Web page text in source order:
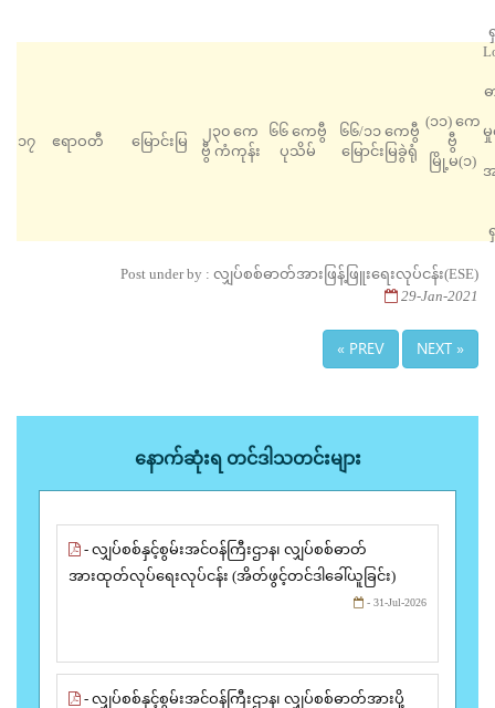
၁၇ ဧရာဝတီ ‌မြောင်းမြ
၂၃၀ ကေ
ဗွီ ကံကုန်း
၆၆ ကေဗွီ
ပုသိမ်
၆၆/၁၁ ကေဗွီ
မြောင်းမြခွဲရုံ
(၁၁) ကေ
ဗွီ
မြို့မ(၁)
မှု
Post under by : လျှပ်စစ်ဓာတ်အားဖြန့်ဖြူးရေးလုပ်ငန်း(ESE)
29-Jan-2021
« PREV NEXT »
နောက်ဆုံးရ တင်ဒါသတင်းများ
- လျှပ်စစ်နှင့်စွမ်းအင်ဝန်ကြီးဌာန၊ လျှပ်စစ်ဓာတ်
အားထုတ်လုပ်ရေးလုပ်ငန်း (အိတ်ဖွင့်တင်ဒါခေါ်ယူခြင်း)
- 31-Jul-2026
- လျှပ်စစ်နှင့်စွမ်းအင်ဝန်ကြီးဌာန၊ လျှပ်စစ်ဓာတ်အားပို့